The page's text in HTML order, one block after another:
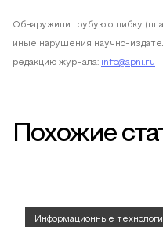
Обнаружили грубую ошибку
иные нарушения научно-
редакцию журнала: info@apni.ru
Похожие
Информационные